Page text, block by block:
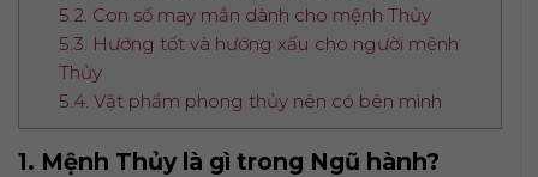
5.2. Con số may mắn dành cho mệnh Thủy
5.3. Hướng tốt và hướng xấu cho người mệnh
Thủy
5.4. Vật phẩm phong thủy nên có bên mình
1. Mệnh Thủy là gì trong Ngũ hành?